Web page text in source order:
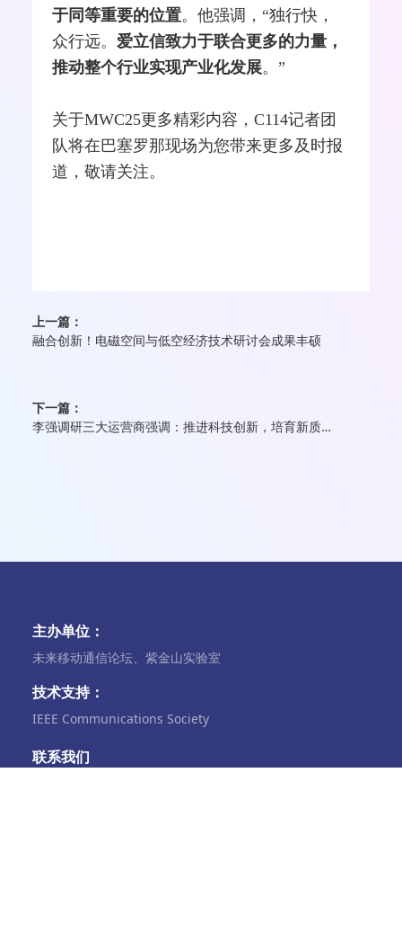
于同等重要的位置。他强调，“独行快，
众行远。爱立信致力于联合更多的力量，
推动整个行业实现产业化发展。”
关于MWC25更多精彩内容，C114记者团
队将在巴塞罗那现场为您带来更多及时报
道，敬请关注。
上一篇：
融合创新！电磁空间与低空经济技术研讨会成果丰硕
下一篇：
李强调研三大运营商强调：推进科技创新，培育新质生产力推动高质量发展
主办单位：
未来移动通信论坛、紫金山实验室
技术支持：
IEEE Communications Society
联系我们